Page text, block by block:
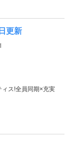
更新
ィス!全員同期×充実